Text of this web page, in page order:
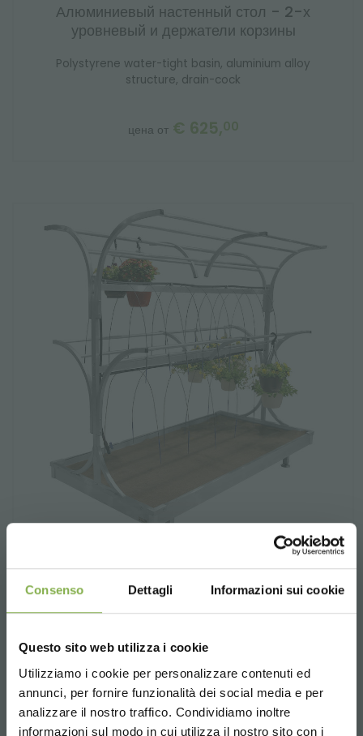
Consenso Dettagli Informazioni sui cookie
Questo sito web utilizza i cookie
Utilizziamo i cookie per personalizzare contenuti ed
annunci, per fornire funzionalità dei social media e per
analizzare il nostro traffico. Condividiamo inoltre
informazioni sul modo in cui utilizza il nostro sito con i
Алюминиевый настенный стол - 2-х
уровневый и держатели корзины
Polystyrene water-tight basin, aluminium alloy
structure, drain-cock
цена от € 625,00
Chiringuito
Группа Orlandelli ввела на рынок, дисплей для
цена от € 690,00